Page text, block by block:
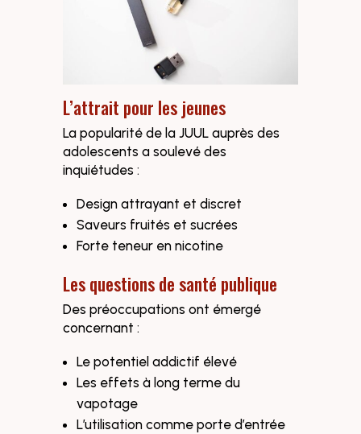
L’attrait pour les jeunes
La popularité de la JUUL auprès des
adolescents a soulevé des
inquiétudes :
Design attrayant et discret
Saveurs fruités et sucrées
Forte teneur en nicotine
Les questions de santé publique
Des préoccupations ont émergé
concernant :
Le potentiel addictif élevé
Les effets à long terme du
vapotage
L’utilisation comme porte d’entrée